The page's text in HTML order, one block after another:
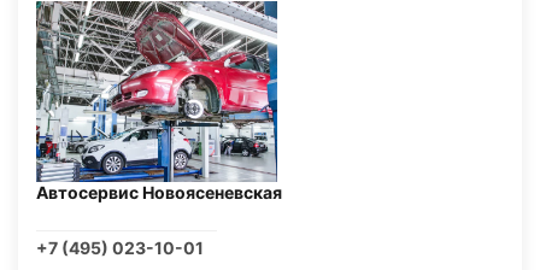
Автосервис Новоясеневская
+7 (495) 023-10-01